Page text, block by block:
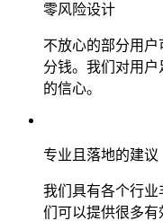
零风险设计
不放心的部分用
分钱。我们对用
的信心。
专业且落地的建议
我们具有各个行
们可以提供很多